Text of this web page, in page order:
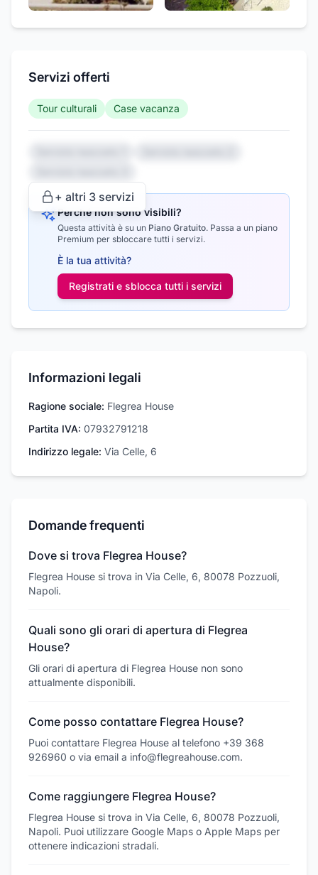
Servizi offerti
Tour culturali Case vacanza
+ altri 3 servizi
Perché non sono visibili?
Questa attività è su un Piano Gratuito. Passa a un piano
Premium per sbloccare tutti i servizi.
È la tua attività?
Registrati e sblocca tutti i servizi
Informazioni legali
Ragione sociale: Flegrea House
Partita IVA: 07932791218
Indirizzo legale: Via Celle, 6
Domande frequenti
Dove si trova Flegrea House?
Flegrea House si trova in Via Celle, 6, 80078 Pozzuoli,
Napoli.
Quali sono gli orari di apertura di Flegrea
House?
Gli orari di apertura di Flegrea House non sono
attualmente disponibili.
Come posso contattare Flegrea House?
Puoi contattare Flegrea House al telefono +39 368
926960 o via email a info@flegreahouse.com.
Come raggiungere Flegrea House?
Flegrea House si trova in Via Celle, 6, 80078 Pozzuoli,
Napoli. Puoi utilizzare Google Maps o Apple Maps per
ottenere indicazioni stradali.